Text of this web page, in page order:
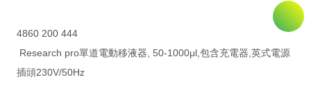
4860 200 444
Research pro單道電動移液器, 50-1000μl,包含充電器,英式電源
插頭230V/50Hz